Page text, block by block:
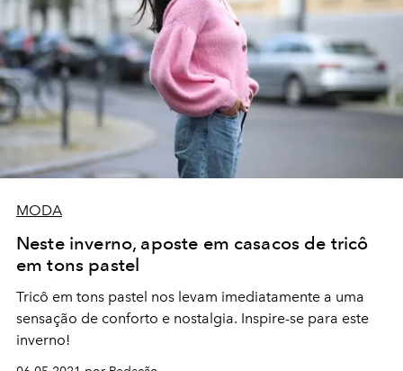
MODA
Neste inverno, aposte em casacos de tricô
em tons pastel
Tricô em tons pastel nos levam imediatamente a uma
sensação de conforto e nostalgia. Inspire-se para este
inverno!